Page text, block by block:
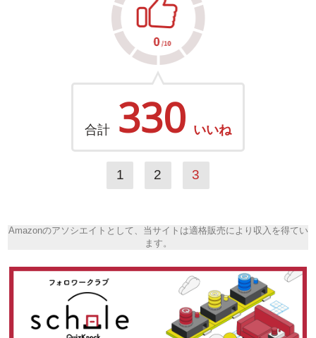
合計 330 いいね
1 2 3
Amazonのアソシエイトとして、当サイトは適格販売により収入を得てい
ます。